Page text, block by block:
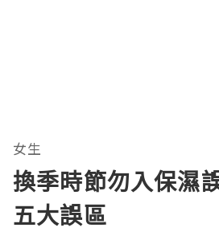
女生
換季時節勿入保濕
五大誤區